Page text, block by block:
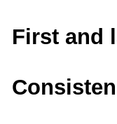
First and